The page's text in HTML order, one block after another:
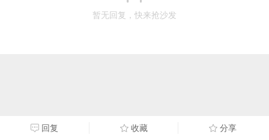
暂无回复，快来抢沙发
回复 收藏 分享